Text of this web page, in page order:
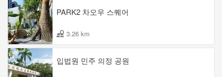
PARK2 차오우 스퀘어
3.26 km
입법원 민주 의정 공원